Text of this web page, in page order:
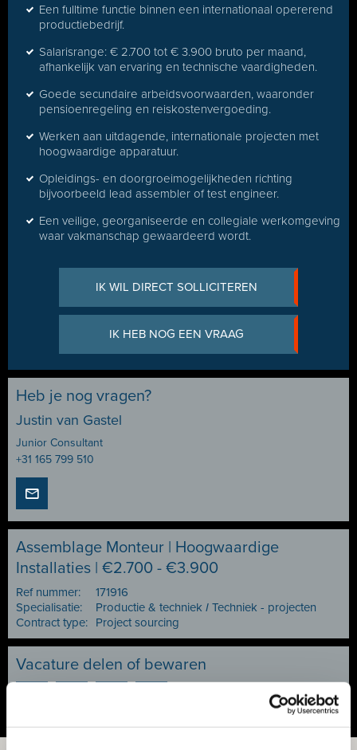
Een fulltime functie binnen een internationaal opererend
productiebedrijf.
Salarisrange: € 2.700 tot € 3.900 bruto per maand,
afhankelijk van ervaring en technische vaardigheden.
Goede secundaire arbeidsvoorwaarden, waaronder
pensioenregeling en reiskostenvergoeding.
Werken aan uitdagende, internationale projecten met
hoogwaardige apparatuur.
Opleidings- en doorgroeimogelijkheden richting
bijvoorbeeld lead assembler of test engineer.
Een veilige, georganiseerde en collegiale werkomgeving
waar vakmanschap gewaardeerd wordt.
IK WIL DIRECT SOLLICITEREN
IK HEB NOG EEN VRAAG
Heb je nog vragen?
Justin van Gastel
Junior Consultant
+31 165 799 510
Assemblage Monteur | Hoogwaardige
Installaties | €2.700 - €3.900
Ref nummer:
171916
Specialisatie:
Productie & techniek I Techniek - projecten
Contract type:
Project sourcing
Vacature delen of bewaren